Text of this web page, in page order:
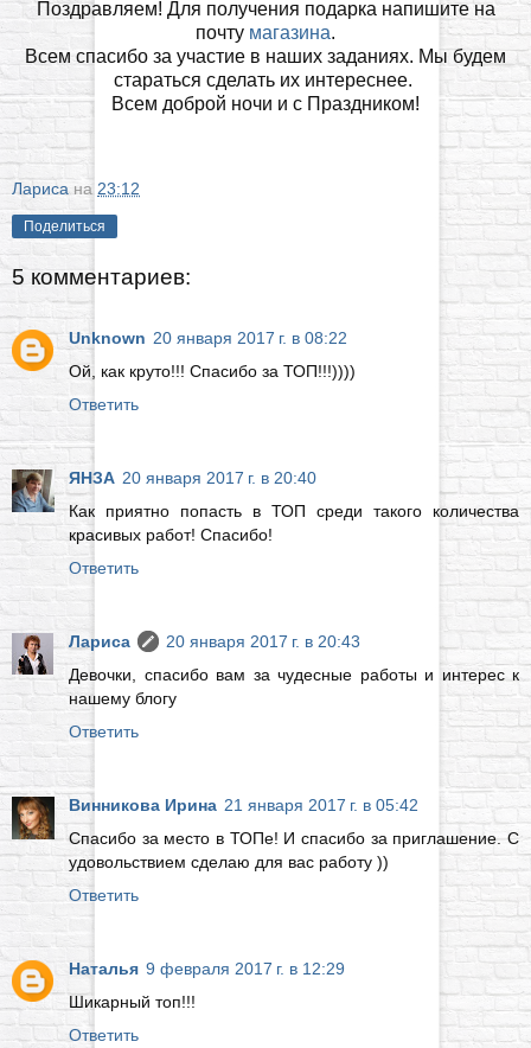
Поздравляем! Для получения подарка напишите на
почту магазина.
Всем спасибо за участие в наших заданиях. Мы будем
стараться сделать их интереснее.
Всем доброй ночи и с Праздником!
Лариса на 23:12
Поделиться
5 комментариев:
Unknown 20 января 2017 г. в 08:22
Ой, как круто!!! Спасибо за ТОП!!!))))
Ответить
ЯНЗА 20 января 2017 г. в 20:40
Как приятно попасть в ТОП среди такого количества
красивых работ! Спасибо!
Ответить
Лариса
20 января 2017 г. в 20:43
Девочки, спасибо вам за чудесные работы и интерес к
нашему блогу
Ответить
Винникова Ирина 21 января 2017 г. в 05:42
Спасибо за место в ТОПе! И спасибо за приглашение. С
удовольствием сделаю для вас работу ))
Ответить
Наталья 9 февраля 2017 г. в 12:29
Шикарный топ!!!
Ответить